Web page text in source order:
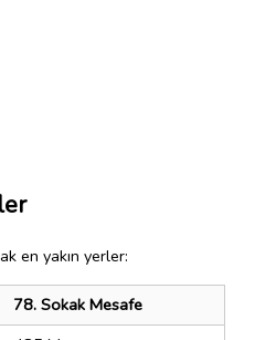
en yakın yerler:
78. Sokak Mesafe